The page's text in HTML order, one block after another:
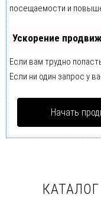
посещаемости и
Ускорение
Если вам трудно
Если ни один запрос у
Начать
КАТАЛОГ